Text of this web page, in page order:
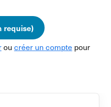
requise)
ou créer un compte pour